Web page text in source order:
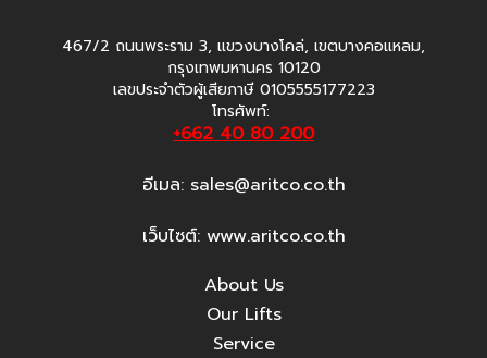
467/2 ถนนพระราม 3, แขวงบางโคล่, เขตบางคอแหลม,
กรุงเทพมหานคร 10120
เลขประจำตัวผู้เสียภาษี 0105555177223
โทรศัพท์:
+662 40 80 200
อีเมล: sales@aritco.co.th
เว็บไซต์: www.aritco.co.th
About Us
Our Lifts
Service